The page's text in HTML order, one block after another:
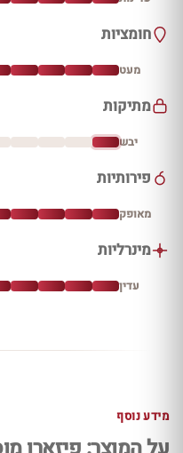
חומציות
מעט
מתיקות
יבש
פירותיות
מאופק
מינרליות
עדין
מידע נוסף